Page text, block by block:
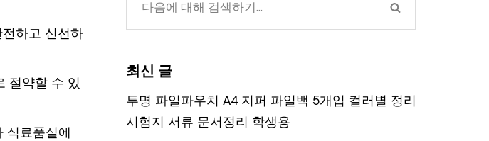
하고 신선하
절약할 수 있
식료품실에
최신 글
투명 파일파우치 A4 지퍼 파일백 5개입 컬러별 정리
시험지 서류 문서정리 학생용